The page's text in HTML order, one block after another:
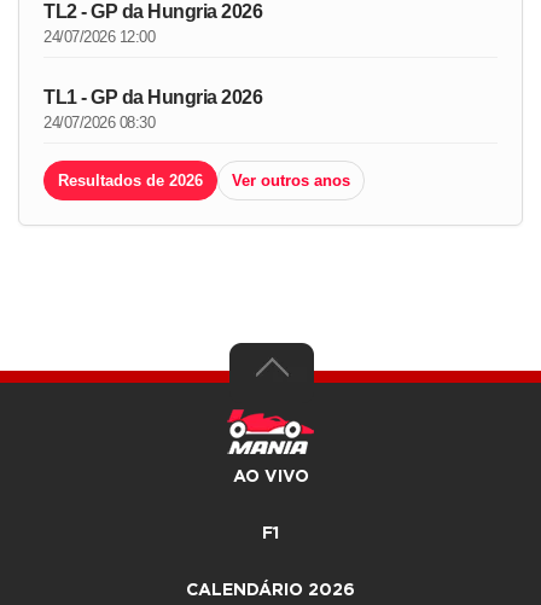
TL2 - GP da Hungria 2026
24/07/2026 12:00
TL1 - GP da Hungria 2026
24/07/2026 08:30
Resultados de 2026 Ver outros anos
AO VIVO
F1
CALENDÁRIO 2026